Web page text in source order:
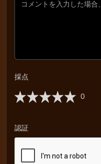
採点
0
認証